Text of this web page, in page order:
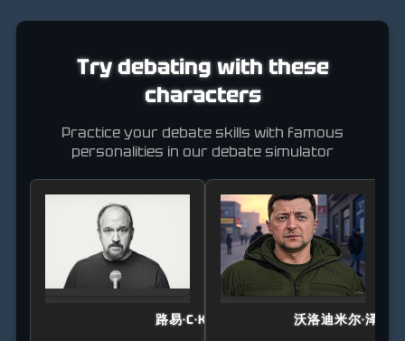
Try debating with these
characters
Practice your debate skills with famous
personalities in our debate simulator
路易·C·K 沃洛迪米尔·泽连